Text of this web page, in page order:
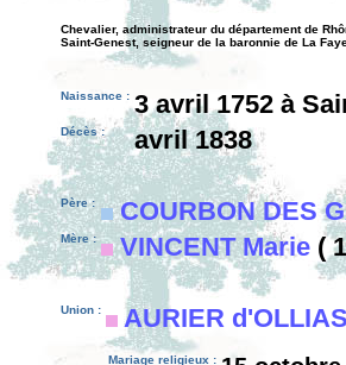
Chevalier, administrateur du département de
Saint-Genest, seigneur de la baronnie de La
Naissance : 3 avril 1752 à
Décès : avril 1838
Père : COURBON DES
Mère : VINCENT Marie (
Union : AURIER
Mariage religieux :